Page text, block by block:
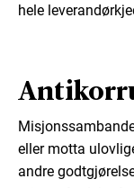
hele
eller motta
andre